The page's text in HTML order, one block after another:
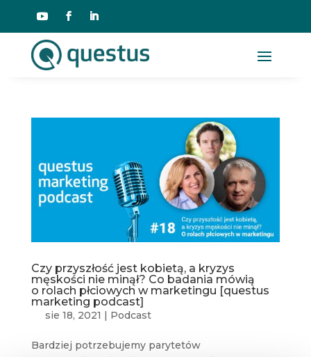
Czy przyszłość jest kobietą, a kryzys
męskości nie minął? Co badania mówią
o rolach płciowych w marketingu [questus
marketing podcast]
sie 18, 2021 | Podcast
Bardziej potrzebujemy parytetów